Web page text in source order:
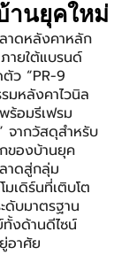
านยุคใหม่
าดหลังคาหลัก
ายใต้แบรนด์
ตัว “PR-9
มหลังคาไวนิล
ร้อมรีเฟรม
จากวัสดุสำหรับ
ของบ้านยุค
าดสู่กลุ่ม
มเดิร์นที่เติบโต
ดับมาตรฐาน
งด้านดีไซน์
อาศัย